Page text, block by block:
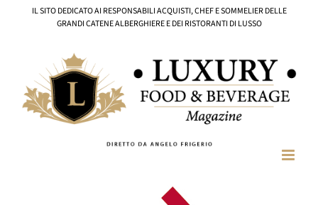
IL SITO DEDICATO AI RESPONSABILI ACQUISTI, CHEF E SOMMELIER DELLE
GRANDI CATENE ALBERGHIERE E DEI RISTORANTI DI LUSSO